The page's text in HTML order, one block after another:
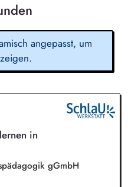
angepasst, um
in
gGmbH